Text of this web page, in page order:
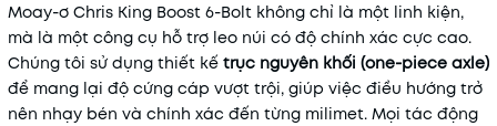
Moay-ơ Chris King Boost 6-Bolt không chỉ là một linh kiện,
mà là một công cụ hỗ trợ leo núi có độ chính xác cực cao.
Chúng tôi sử dụng thiết kế trục nguyên khối (one-piece axle)
để mang lại độ cứng cáp vượt trội, giúp việc điều hướng trở
nên nhạy bén và chính xác đến từng milimet. Mọi tác động